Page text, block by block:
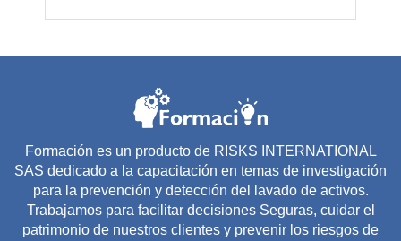
Formación es un producto de RISKS INTERNATIONAL
SAS dedicado a la capacitación en temas de investigación
para la prevención y detección del lavado de activos.
Trabajamos para facilitar decisiones Seguras, cuidar el
patrimonio de nuestros clientes y prevenir los riesgos de